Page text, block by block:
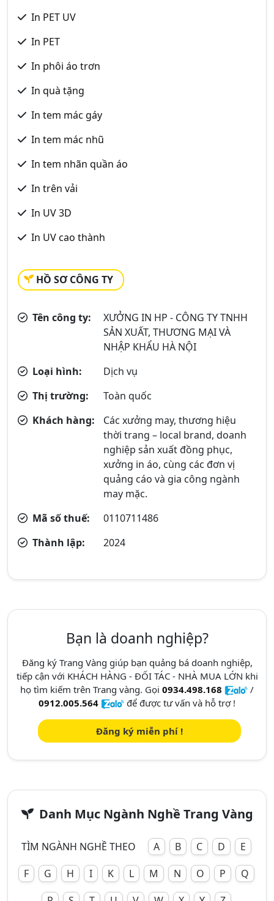
In PET UV
In PET
In phôi áo trơn
In quà tặng
In tem mác gáy
In tem mác nhũ
In tem nhãn quần áo
In trên vải
In UV 3D
In UV cao thành
HỒ SƠ CÔNG TY
Tên công ty:
XƯỞNG IN HP - CÔNG TY TNHH
SẢN XUẤT, THƯƠNG MẠI VÀ
NHẬP KHẨU HÀ NỘI
Loại hình:
Dịch vụ
Thị trường:
Toàn quốc
Khách hàng:
Các xưởng may, thương hiệu
thời trang – local brand, doanh
nghiệp sản xuất đồng phục,
xưởng in áo, cùng các đơn vị
quảng cáo và gia công ngành
may mặc.
Mã số thuế:
0110711486
Thành lập:
2024
Bạn là doanh nghiệp?
Đăng ký Trang Vàng giúp bạn quảng bá doanh nghiệp,
tiếp cận với KHÁCH HÀNG - ĐỐI TÁC - NHÀ MUA LỚN khi
họ tìm kiếm trên Trang vàng. Gọi 0934.498.168
/
0912.005.564
để được tư vấn và hỗ trợ !
Đăng ký miễn phí !
Danh Mục Ngành Nghề Trang Vàng
TÌM NGÀNH NGHỀ THEO A B C D
E
F
G H I K L M N O P
Q